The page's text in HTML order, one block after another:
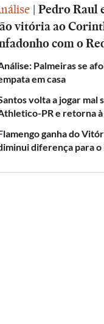
| Pedro Raul
vitória ao
com o
Palmeiras se
em casa
volta a jogar mal
PR e retorna
ganha do
diferença para o